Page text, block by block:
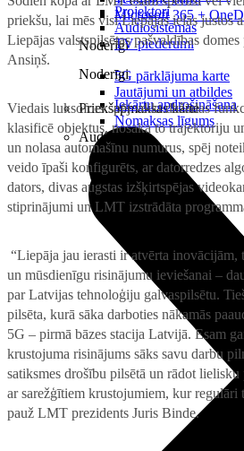
Microsoft 365 +
Noderīgi
5G pārklājuma karte
Jautājumi un atbildes
Priekšapmaksas karte
Projektori
Audiosistēmas
TV piederumi
Noderīgi
Iekārtu apdrošināšana
Nomaksas līgums
Audio
priekšu, lai mēs visi Liepājas ielās justos
Liepājas valstspilsētas pašvaldības
Ansiņš.
Viedais luksofors spēj veikt dažādas
klasificē objektus, nosaka to trajektoriju
un nolasa automašīnu numurus, spēj
veido īpaši konfigurēts, ar datorredzes
dators, divas augstas izšķirtspējas
stiprinājumi un LMT izstrādāta
“Liepāja jau ierasti ir atvērta
un mūsdienīgu risinājumu ieviešanai –
par Latvijas tehnoloģiju galvaspilsētu.
pilsēta, kurā sāka darboties nākamās
5G – pirmā bāzes stacija Latvijā. Esam
krustojuma risinājums sāks savu darbu
satiksmes drošību pilsētā un rādot
ar sarežģītiem krustojumiem, kur
pauž LMT prezidents Juris Binde.